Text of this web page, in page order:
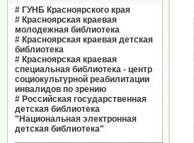
# ГУНБ Красноярского края
# Красноярская краевая
молодежная библиотека
# Красноярская краевая детская
библиотека
# Красноярская краевая
специальная библиотека - центр
социокультурной реабилитации
инвалидов по зрению
# Российская государственная
детская библиотека
"Национальная электронная
детская библиотека"